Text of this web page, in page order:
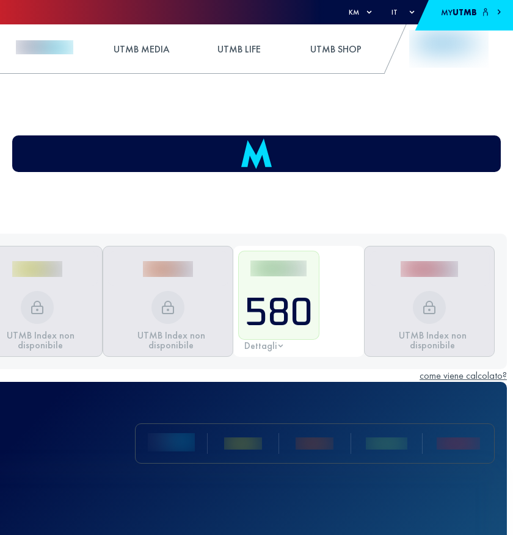
KM IT MYUTMB
UTMB MEDIA UTMB LIFE UTMB SHOP
UTMB Index non
disponibile
UTMB Index non
disponibile
580
Dettagli
UTMB Index non
disponibile
come viene calcolato?